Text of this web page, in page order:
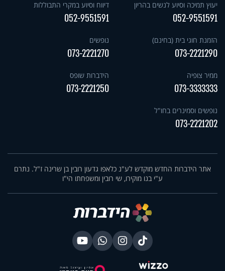
יעוץ תמיכה וסיוע לנשים בהריון
052-9551591
דיווח וסיוע במקרי התבוללות
052-9551591
הזמנת חוגי בית (בחינם)
073-2221290
נופשים
073-2221270
ממיר צופיה
073-3333333
הידברות שופס
073-2221250
נופשים וסמינרים בחו"ל
073-2221202
אתר הידברות החדש מוקדש לע"נ כלאפו גדעון רובין בן שרינה ז"ל. נתרם
ע"י בנו מוקירו, שי רובין ומשפחתו הי"ו